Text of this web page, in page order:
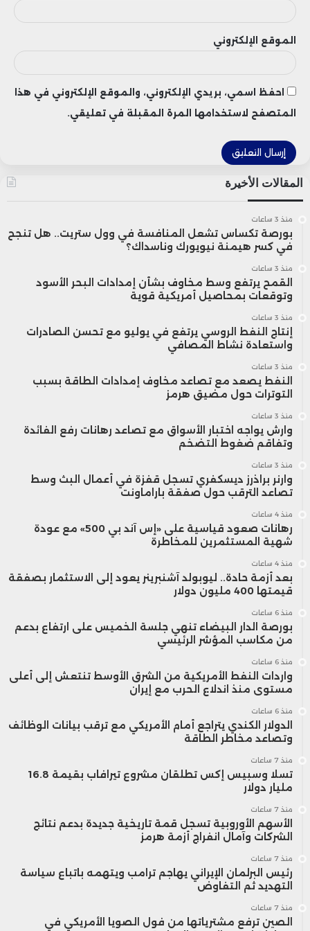
الموقع الإلكتروني
احفظ اسمي، بريدي الإلكتروني، والموقع الإلكتروني في هذا
المتصفح لاستخدامها المرة المقبلة في تعليقي.
المقالات الأخيرة
منذ 3 ساعات
بورصة تكساس تشعل المنافسة في وول ستريت.. هل تنجح
في كسر هيمنة نيويورك وناسداك؟
منذ 3 ساعات
القمح يرتفع وسط مخاوف بشأن إمدادات البحر الأسود
وتوقعات بمحاصيل أمريكية قوية
منذ 3 ساعات
إنتاج النفط الروسي يرتفع في يوليو مع تحسن الصادرات
واستعادة نشاط المصافي
منذ 3 ساعات
النفط يصعد مع تصاعد مخاوف إمدادات الطاقة بسبب
التوترات حول مضيق هرمز
منذ 3 ساعات
وارش يواجه اختبار الأسواق مع تصاعد رهانات رفع الفائدة
وتفاقم ضغوط التضخم
منذ 3 ساعات
وارنر براذرز ديسكفري تسجل قفزة في أعمال البث وسط
تصاعد الترقب حول صفقة باراماونت
منذ 4 ساعات
رهانات صعود قياسية على «إس آند بي 500» مع عودة
شهية المستثمرين للمخاطرة
منذ 4 ساعات
بعد أزمة حادة.. ليوبولد آشنبرينر يعود إلى الاستثمار بصفقة
قيمتها 400 مليون دولار
منذ 6 ساعات
بورصة الدار البيضاء تنهي جلسة الخميس على ارتفاع بدعم
من مكاسب المؤشر الرئيسي
منذ 6 ساعات
واردات النفط الأمريكية من الشرق الأوسط تنتعش إلى أعلى
مستوى منذ اندلاع الحرب مع إيران
منذ 6 ساعات
الدولار الكندي يتراجع أمام الأمريكي مع ترقب بيانات الوظائف
وتصاعد مخاطر الطاقة
منذ 7 ساعات
تسلا وسبيس إكس تطلقان مشروع تيرافاب بقيمة 16.8
مليار دولار
منذ 7 ساعات
الأسهم الأوروبية تسجل قمة تاريخية جديدة بدعم نتائج
الشركات وآمال انفراج أزمة هرمز
منذ 7 ساعات
رئيس البرلمان الإيراني يهاجم ترامب ويتهمه باتباع سياسة
التهديد ثم التفاوض
منذ 7 ساعات
الصين ترفع مشترياتها من فول الصويا الأمريكي في